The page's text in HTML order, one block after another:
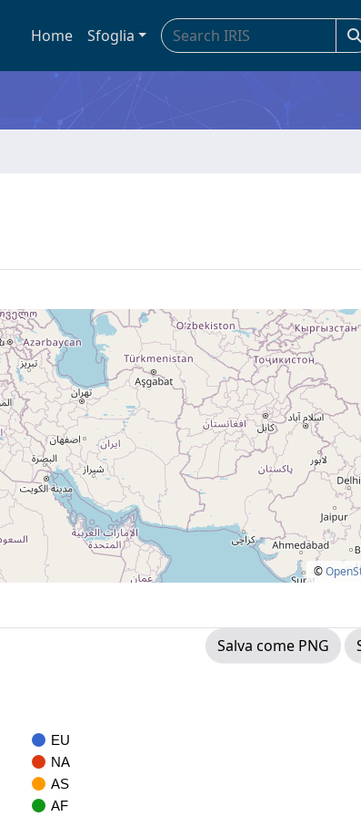
Home Sfoglia
©
Salva come PNG
EU
NA
AS
AF